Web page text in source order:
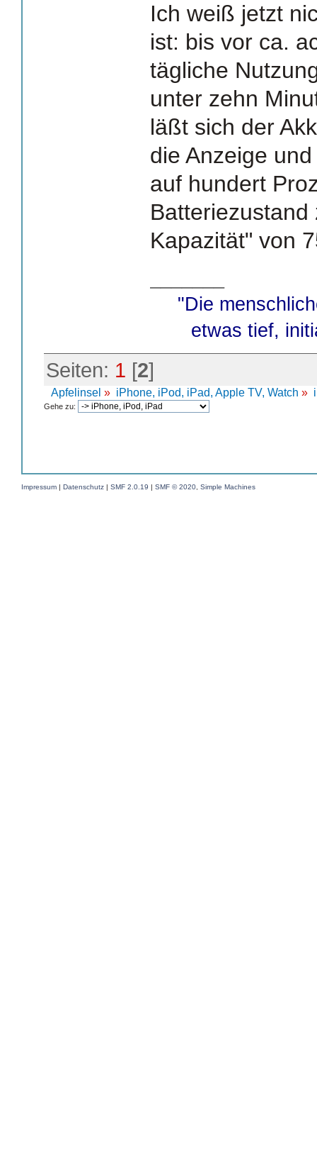
Ich weiß jetzt
ist: bis vor ca.
tägliche
unter zehn
läßt sich der
die Anzeige
auf hundert
Kapazität" von
"Die
etwas tief,
Seiten: 1 [2]
Apfelinsel » iPhone, iPod, iPad, Apple TV, Watch »
Gehe zu:
Impressum | Datenschutz | SMF 2.0.19 | SMF © 2020 Simple Machines